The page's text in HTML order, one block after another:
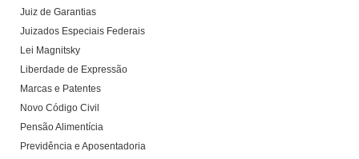
Juiz de Garantias
Juizados Especiais Federais
Lei Magnitsky
Liberdade de Expressão
Marcas e Patentes
Novo Código Civil
Pensão Alimentícia
Previdência e Aposentadoria